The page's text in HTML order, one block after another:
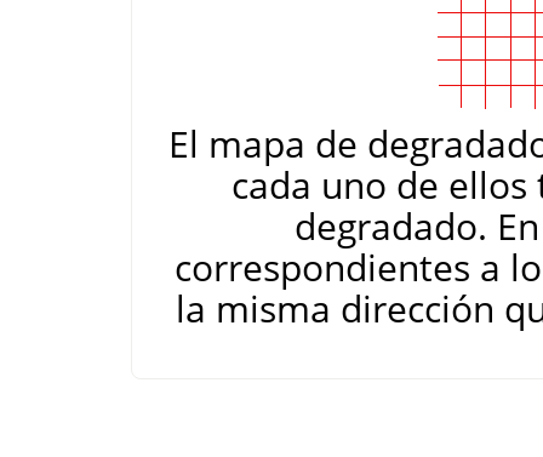
El mapa de
cada uno de
degradado.
correspondientes a
la misma dirección